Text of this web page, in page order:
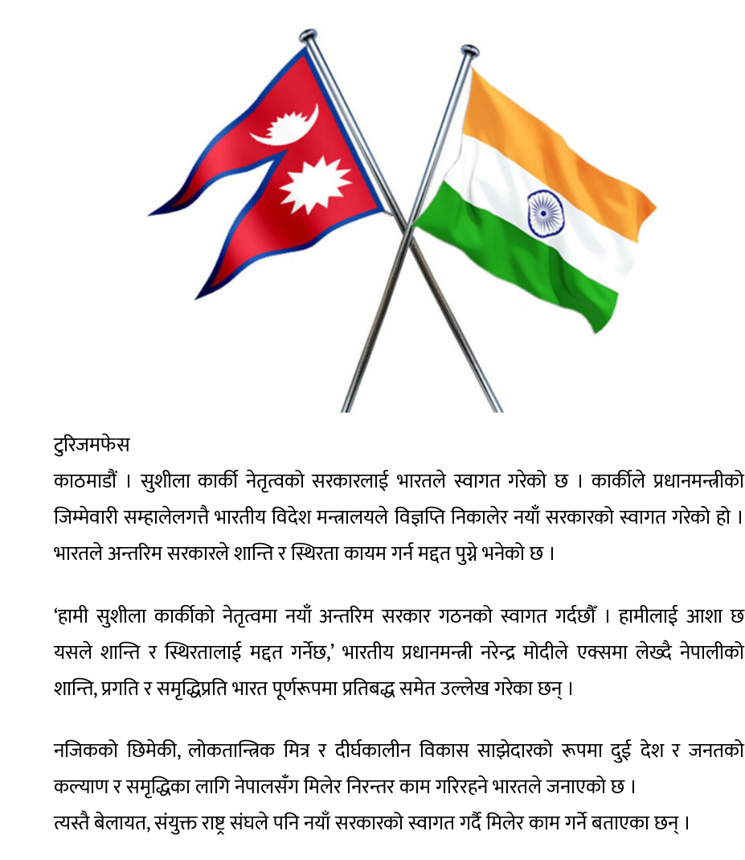
टुरिजमफेस
काठमाडौं । सुशीला कार्की नेतृत्वको सरकारलाई भारतले स्वागत गरेको छ । कार्कीले प्रधानमन्त्रीको
जिम्मेवारी सम्हालेलगत्तै भारतीय विदेश मन्त्रालयले विज्ञप्ति निकालेर नयाँ सरकारको स्वागत गरेको हो ।
भारतले अन्तरिम सरकारले शान्ति र स्थिरता कायम गर्न मद्दत पुग्ने भनेको छ ।
‘हामी सुशीला कार्कीको नेतृत्वमा नयाँ अन्तरिम सरकार गठनको स्वागत गर्दछौँ । हामीलाई आशा छ
यसले शान्ति र स्थिरतालाई मद्दत गर्नेछ,’ भारतीय प्रधानमन्त्री नरेन्द्र मोदीले एक्समा लेख्दै नेपालीको
शान्ति, प्रगति र समृद्धिप्रति भारत पूर्णरूपमा प्रतिबद्ध समेत उल्लेख गरेका छन् ।
नजिकको छिमेकी, लोकतान्त्रिक मित्र र दीर्घकालीन विकास साझेदारको रूपमा दुई देश र जनतको
कल्याण र समृद्धिका लागि नेपालसँग मिलेर निरन्तर काम गरिरहने भारतले जनाएको छ ।
त्यस्तै बेलायत, संयुक्त राष्ट्र संघले पनि नयाँ सरकारको स्वागत गर्दै मिलेर काम गर्ने बताएका छन् ।